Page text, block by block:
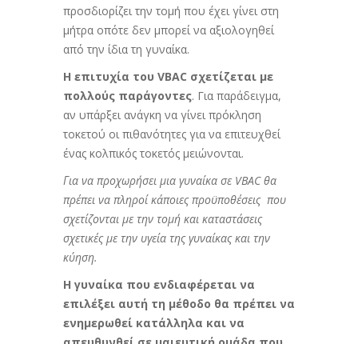
προσδιορίζει την τομή που έχει γίνει στη
μήτρα οπότε δεν μπορεί να αξιολογηθεί
από την ίδια τη γυναίκα.
Η επιτυχία του VBAC σχετίζεται με
πολλούς παράγοντες. Για παράδειγμα,
αν υπάρξει ανάγκη να γίνει πρόκληση
τοκετού οι πιθανότητες για να επιτευχθεί
ένας κολπικός τοκετός μειώνονται.
Για να προχωρήσει μια γυναίκα σε VBAC θα
πρέπει να πληροί κάποιες προϋποθέσεις που
σχετίζονται με την τομή και καταστάσεις
σχετικές με την υγεία της γυναίκας και την
κύηση.
Η γυναίκα που ενδιαφέρεται να
επιλέξει αυτή τη μέθοδο θα πρέπει να
ενημερωθεί κατάλληλα και να